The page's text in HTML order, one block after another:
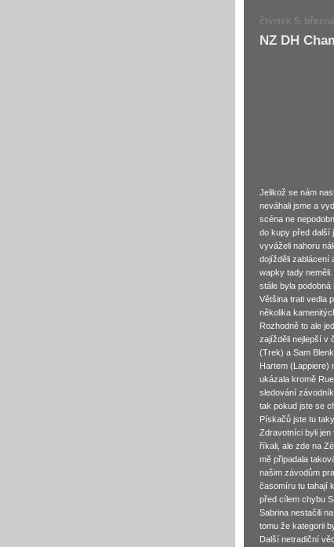
čtvrtek 5.
NZ DH
Jelikož se nám
neváhali jsme a
scéna ne
do kupy před další
vyváželi nahoru
dojížděli zablácení
wapky tady
stále byla
Většina trati vedla
několika
Rozhodně to ale
zajížděli nejlepší v
(Trek) a Sam
Hartem (Lappiere)
ukázala kromě
sledování
tak pokud jste se
Pískačů jste tu
Zdravotníci byli
říkali, ale zde na
mě připadala
našim závodům
časomíru tu tahají
před cílem chybu
Sabrina nestačili
tomu že kategorii
Další netradiční